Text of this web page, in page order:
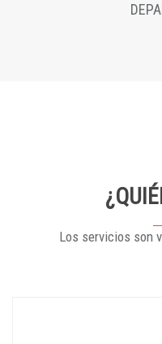
Los servicios son